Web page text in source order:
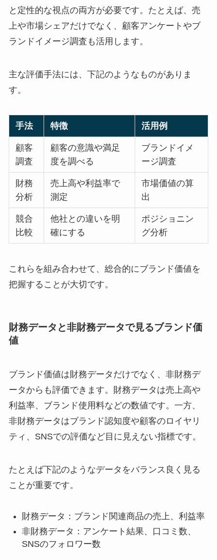
と定性的な視点の両方が必要です。たとえば、売
上や市場シェアだけでなく、顧客アンケートやブ
ランドイメージ調査も活用します。
主な評価手法には、下記のようなものがありま
す。
手法 特徴 活用例
顧客
調査
顧客の意識や満足
度を調べる
ブランドイメ
ージ調査
財務
分析
売上高や利益率で
測定
市場価値の算
出
競合
比較
他社との違いを明
確にする
ポジショニン
グ分析
これらを組み合わせて、総合的にブランド価値を
把握することが大切です。
財務データと非財務データで見るブランド価
値
ブランド価値は財務データだけでなく、非財務デ
ータからも評価できます。財務データは売上高や
利益率、ブランド使用料などの数値です。一方、
非財務データはブランド認知度や顧客のロイヤリ
ティ、SNSでの評価など目に見えない指標です。
たとえば下記のようなデータをバランス良く見る
ことが重要です。
財務データ：ブランド関連商品の売上、利益率
非財務データ：アンケート結果、口コミ数、
SNSのフォロワー数